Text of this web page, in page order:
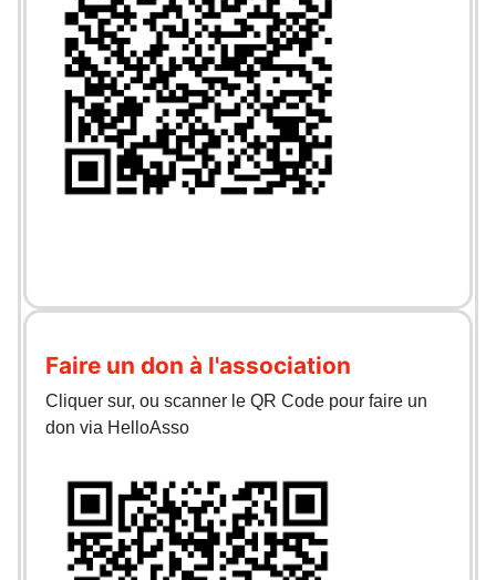
Faire un don à l'association
Cliquer sur, ou scanner le QR Code pour faire un
don via HelloAsso